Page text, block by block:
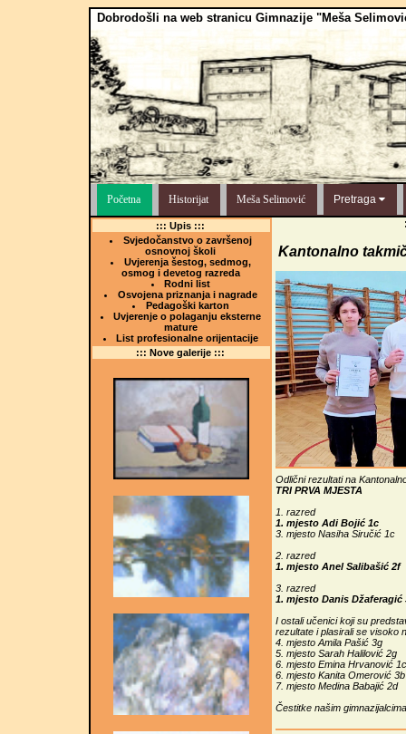
Dobrodošli na web stranicu Gimnazije "Meša
Početna Historijat Meša Selimović Pretraga
::: Upis :::
Svjedočanstvo o završenoj
osnovnoj školi
Uvjerenja šestog, sedmog,
osmog i devetog razreda
Rodni list
Osvojena priznanja i nagrade
Pedagoški karton
Uvjerenje o polaganju eksterne
mature
List profesionalne orijentacije
::: Nove galerije :::
Kantonalno
Odlični rezultati na
TRI PRVA MJESTA
1. razred
1. mjesto Adi Bojić 1c
3. mjesto Nasiha Siručić 1c
2. razred
1. mjesto Anel Salibašić 2f
3. razred
1. mjesto Danis Džaferagić
I ostali učenici koji su
rezultate i plasirali se visoko
4. mjesto Amila Pašić 3g
5. mjesto Sarah Halilović 2g
6. mjesto Emina Hrvanović 1c
6. mjesto Kanita Omerović 3b
7. mjesto Medina Babajić 2d
Čestitke našim